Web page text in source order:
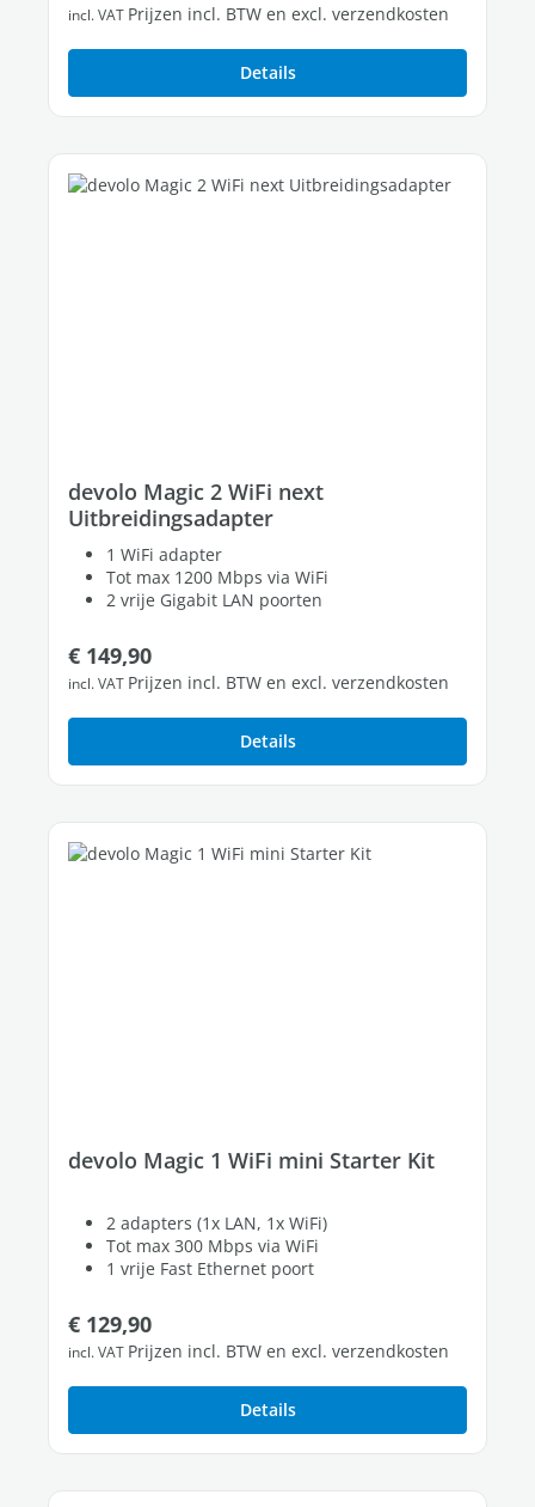
incl. VAT Prijzen incl. BTW en excl. verzendkosten
Details
devolo Magic 2 WiFi next
Uitbreidingsadapter
1 WiFi adapter
Tot max 1200 Mbps via WiFi
2 vrije Gigabit LAN poorten
Normale prijs:
€ 149,90
incl. VAT Prijzen incl. BTW en excl. verzendkosten
Details
devolo Magic 1 WiFi mini Starter Kit
2 adapters (1x LAN, 1x WiFi)
Tot max 300 Mbps via WiFi
1 vrije Fast Ethernet poort
Normale prijs:
€ 129,90
incl. VAT Prijzen incl. BTW en excl. verzendkosten
Details